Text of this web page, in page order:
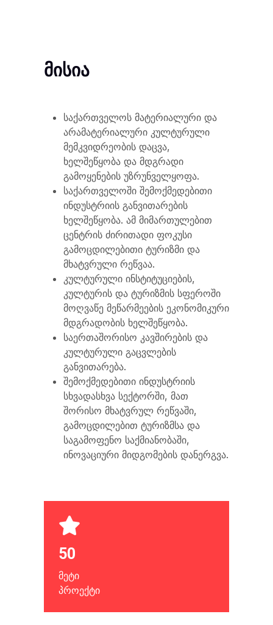
მისია
საქართველოს მატერიალური და
არამატერიალური კულტურული
მემკვიდრეობის დაცვა,
ხელშეწყობა და მდგრადი
გამოყენების უზრუნველყოფა.
საქართველოში შემოქმედებითი
ინდუსტრიის განვითარების
ხელშეწყობა. ამ მიმართულებით
ცენტრის ძირითადი ფოკუსი
გამოცდილებითი ტურიზმი და
მხატვრული რეწვაა.
კულტურული ინსტიტუციების,
კულტურის და ტურიზმის სფეროში
მოღვაწე მეწარმეების ეკონომიკური
მდგრადობის ხელშეწყობა.
საერთაშორისო კავშირების და
კულტურული გაცვლების
განვითარება.
შემოქმედებითი ინდუსტრიის
სხვადასხვა სექტორში, მათ
შორისო მხატვრულ რეწვაში,
გამოცდილებით ტურიზმსა და
საგამოფენო საქმიანობაში,
ინოვაციური მიდგომების დანერგვა.
50
მეტი
პროექტი